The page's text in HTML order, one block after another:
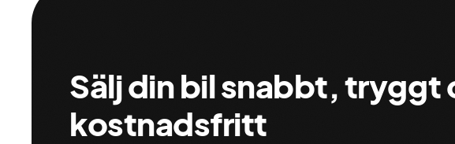
Sälj din bil snabbt, tryggt
kostnadsfritt